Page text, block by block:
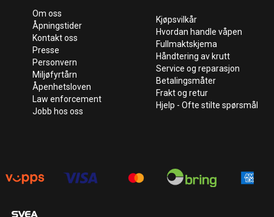
Om oss
Åpningstider
Kontakt oss
Presse
Personvern
Miljøfyrtårn
Åpenhetsloven
Law enforcement
Jobb hos oss
Kjøpsvilkår
Hvordan handle våpen
Fullmaktskjema
Håndtering av krutt
Service og reparasjon
Betalingsmåter
Frakt og retur
Hjelp - Ofte stilte spørsmål